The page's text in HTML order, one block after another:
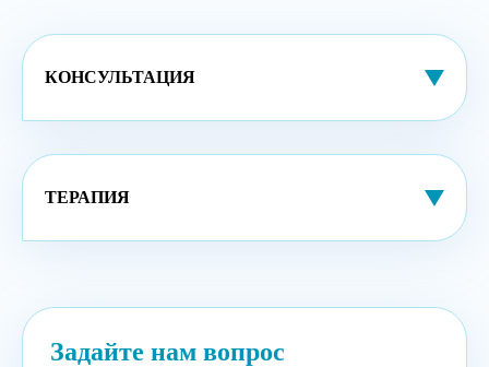
КОНСУЛЬТАЦИЯ
ТЕРАПИЯ
Задайте нам вопрос